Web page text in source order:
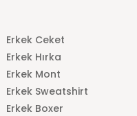
Erkek Ceket
Erkek Hırka
Erkek Mont
Erkek Sweatshirt
Erkek Boxer